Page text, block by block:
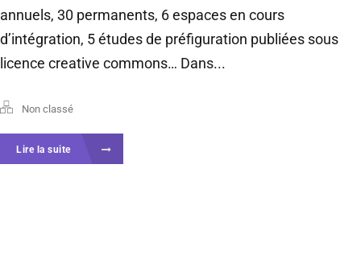
annuels, 30 permanents, 6 espaces en cours
d’intégration, 5 études de préfiguration publiées sous
licence creative commons… Dans...
Non classé
Lire la suite